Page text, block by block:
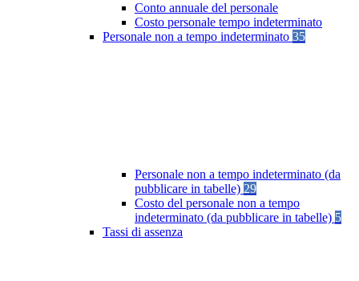
Conto annuale del personale
Costo personale tempo indeterminato
Personale non a tempo indeterminato 35
Personale non a tempo indeterminato (da
pubblicare in tabelle) 29
Costo del personale non a tempo
indeterminato (da pubblicare in tabelle) 5
Tassi di assenza